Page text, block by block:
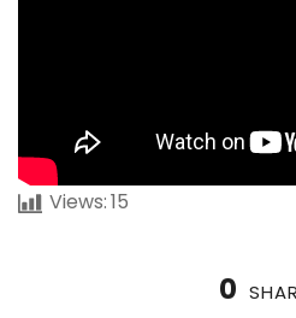
Views:15
0